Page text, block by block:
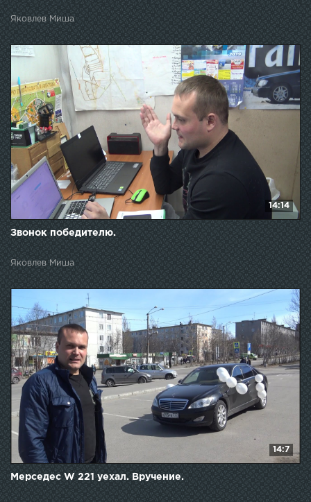
Яковлев Миша
14:14
Звонок победителю.
Яковлев Миша
14:7
Мерседес W 221 уехал. Вручение.